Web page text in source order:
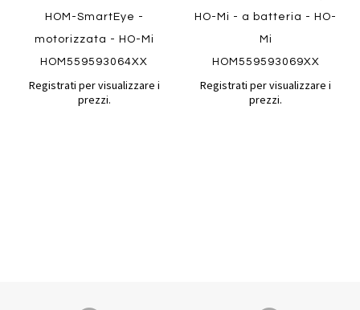
HOM-SmartEye -
motorizzata - HO-Mi
HOM559593064XX
Registrati per visualizzare i
prezzi.
HO-Mi - a batteria - HO-
Mi
HOM559593069XX
Registrati per visualizzare i
prezzi.